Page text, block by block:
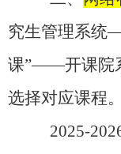
究生管理系
课”——开课院
选择对应课程。
2025-